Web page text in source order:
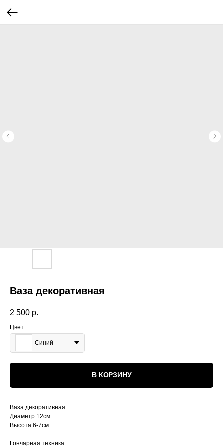
Ваза декоративная
2 500 р.
Цвет
Синий
В КОРЗИНУ
Ваза декоративная
Диаметр 12см
Высота 6-7см
Гончарная техника